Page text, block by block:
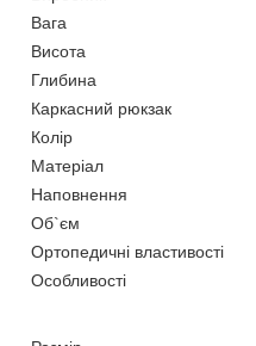
Вага
Висота
Глибина
Каркасний рюкзак
Колір
Матеріал
Наповнення
Об`єм
Ортопедичні властивості
Особливості